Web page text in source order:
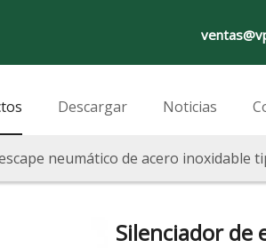
Descargar Noticias
neumático de acero inoxidable
Silenciador de